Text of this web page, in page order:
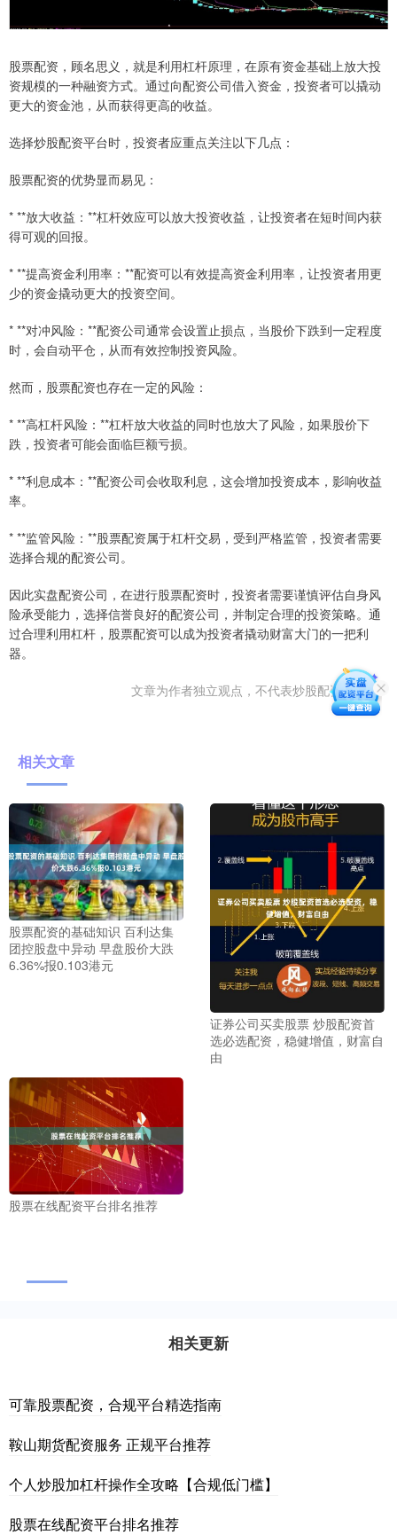
股票配资，顾名思义，就是利用杠杆原理，在原有资金基础上放大投
资规模的一种融资方式。通过向配资公司借入资金，投资者可以撬动
更大的资金池，从而获得更高的收益。
选择炒股配资平台时，投资者应重点关注以下几点：
股票配资的优势显而易见：
* **放大收益：**杠杆效应可以放大投资收益，让投资者在短时间内获
得可观的回报。
* **提高资金利用率：**配资可以有效提高资金利用率，让投资者用更
少的资金撬动更大的投资空间。
* **对冲风险：**配资公司通常会设置止损点，当股价下跌到一定程度
时，会自动平仓，从而有效控制投资风险。
然而，股票配资也存在一定的风险：
* **高杠杆风险：**杠杆放大收益的同时也放大了风险，如果股价下
跌，投资者可能会面临巨额亏损。
* **利息成本：**配资公司会收取利息，这会增加投资成本，影响收益
率。
* **监管风险：**股票配资属于杠杆交易，受到严格监管，投资者需要
选择合规的配资公司。
因此实盘配资公司，在进行股票配资时，投资者需要谨慎评估自身风
险承受能力，选择信誉良好的配资公司，并制定合理的投资策略。通
过合理利用杠杆，股票配资可以成为投资者撬动财富大门的一把利
器。
文章为作者独立观点，不代表炒股配资网观点
相关文章
股票配资的基础知识 百利达集
团控股盘中异动 早盘股价大跌
6.36%报0.103港元
证券公司买卖股票 炒股配资首
选必选配资，稳健增值，财富自
由
股票在线配资平台排名推荐
相关更新
可靠股票配资，合规平台精选指南
鞍山期货配资服务 正规平台推荐
个人炒股加杠杆操作全攻略【合规低门槛】
股票在线配资平台排名推荐